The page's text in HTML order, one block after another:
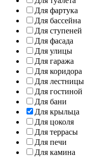
Для фартука
Для бассейна
Для ступеней
Для фасада
Для улицы
Для гаража
Для коридора
Для лестницы
Для гостиной
Для бани
Для крыльца
Для цоколя
Для террасы
Для печи
Для камина